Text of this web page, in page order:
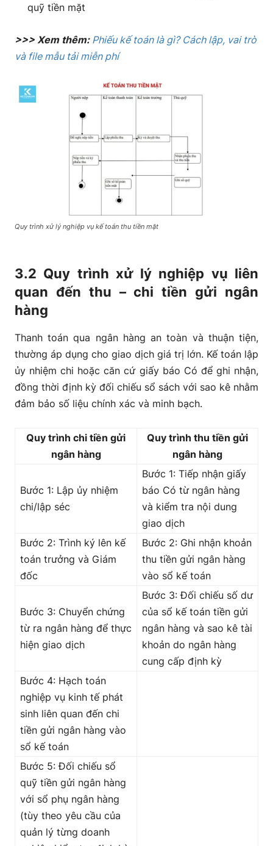
quỹ tiền mặt
>>> Xem thêm: Phiếu kế toán là gì? Cách lập, vai trò
và file mẫu tải miễn phí
Quy trình xử lý nghiệp vụ kế toán thu tiền mặt
3.2 Quy trình xử lý nghiệp vụ liên
quan đến thu – chi tiền gửi ngân
hàng
Thanh toán qua ngân hàng an toàn và thuận tiện,
thường áp dụng cho giao dịch giá trị lớn. Kế toán lập
ủy nhiệm chi hoặc căn cứ giấy báo Có để ghi nhận,
đồng thời định kỳ đối chiếu sổ sách với sao kê nhằm
đảm bảo số liệu chính xác và minh bạch.
Quy trình chi tiền gửi
ngân hàng
Quy trình thu tiền gửi
ngân hàng
Bước 1: Lập ủy nhiệm
chi/lập séc
Bước 1: Tiếp nhận giấy
báo Có từ ngân hàng
và kiểm tra nội dung
giao dịch
Bước 2: Trình ký lên kế
toán trưởng và Giám
đốc
Bước 2: Ghi nhận khoản
thu tiền gửi ngân hàng
vào sổ kế toán
Bước 3: Chuyển chứng
từ ra ngân hàng để thực
hiện giao dịch
Bước 3: Đối chiếu số dư
của sổ kế toán tiền gửi
ngân hàng và sao kê tài
khoản do ngân hàng
cung cấp định kỳ
Bước 4: Hạch toán
nghiệp vụ kinh tế phát
sinh liên quan đến chi
tiền gửi ngân hàng vào
sổ kế toán
Bước 5: Đối chiếu sổ
quỹ tiền gửi ngân hàng
với sổ phụ ngân hàng
(tùy theo yêu cầu của
quản lý từng doanh